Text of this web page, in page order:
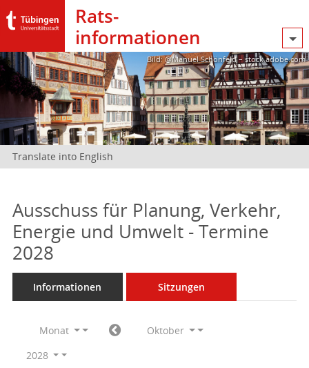
Rats­
informationen
Bild: @Manuel Schönfeld – stock.adobe.com
Translate into English
Ausschuss für Planung, Verkehr,
Energie und Umwelt - Termine
2028
Informationen Sitzungen
Monat
Oktober
2028